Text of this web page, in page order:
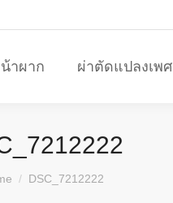
าผาก ผ่าตัดแปลงเพศ
are here:DSC_7212222